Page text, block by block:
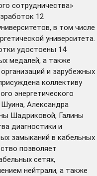
сотрудничества»
12
в том числе
университета.
удостоены 14
медалей, а также
и зарубежных
коллективу
энергетического
Александра
Шадриковой, Галины
диагностики и
замыканий в кабельных
позволяет
сетях,
нейтрали, а также